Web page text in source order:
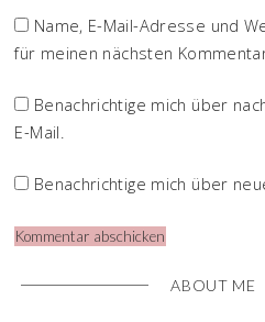
Name, E-Mail-Adresse und
für meinen nächsten
Benachrichtige mich über
E-Mail.
Benachrichtige mich über
ABOUT ME